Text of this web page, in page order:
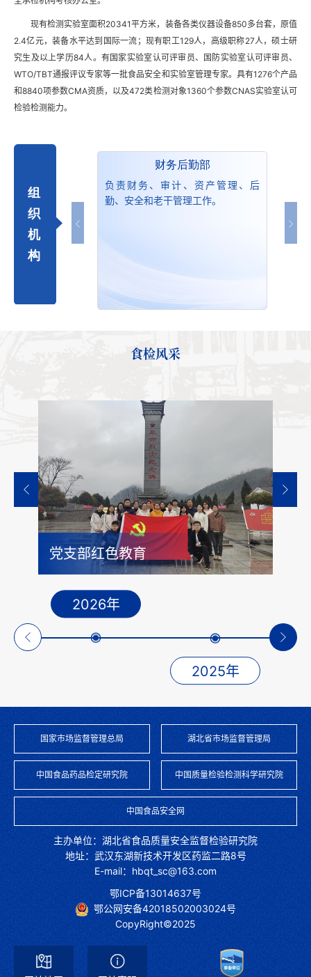
现有检测实验室面积20341平方米，装备各类仪器设备850多台套，原值
2.4亿元，装备水平达到国际一流；现有职工129人，高级职称27人，硕士研
究生及以上学历84人。有国家实验室认可评审员、国防实验室认可评审员、
WTO/TBT通报评议专家等一批食品安全和实验室管理专家。具有1276个产品
和8840项参数CMA资质，以及472类检测对象1360个参数CNAS实验室认可
检验检测能力。
组
织
机
构
政、宣传、群
建设等工作。
财务后勤部
负责财务、审计、资产管理、后
勤、安全和老干管理工作。
和
食检风采
党支部红色教育
2026年
2025年
国家市场监督管理总局 湖北省市场监督管理局
中国食品药品检定研究院 中国质量检验检测科学研究院
中国食品安全网
主办单位：湖北省食品质量安全监督检验研究院
地址：武汉东湖新技术开发区药监二路8号
E-mail：hbqt_sc@163.com
鄂ICP备13014637号
鄂公网安备42018502003024号
CopyRight©2025